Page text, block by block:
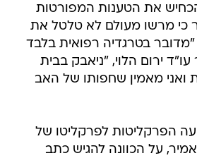
את הטענות המפורטות
כי מרשו מעולם לא טלטל את
"מדובר בטרגדיה רפואית בלבד
ירום הלוי, "ניאבק בבית
ואני מאמין שחפותו של האב
הפרקליטות לפרקליטו של
על הכוונה להגיש כתב